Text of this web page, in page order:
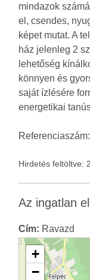
mindazok
el, csendes,
képet mutat. A
ház jelenleg 2
lehetőség
könnyen és
saját ízlésére
energetikai
Hirdetés feltöltve:
Az ingatlan
Cím: Ravazd
+
−